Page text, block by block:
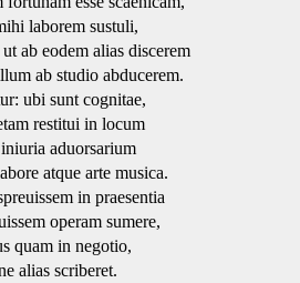
laborem sustuli,
ab eodem alias discerem
ab studio abducerem.
ubi sunt cognitae,
restitui in locum
aduorsarium
atque arte musica.
in praesentia
operam sumere,
quam in negotio,
alias scriberet.